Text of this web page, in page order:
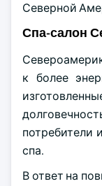
Северной
Спа-салон
к более
потребители
спа.
В ответ на